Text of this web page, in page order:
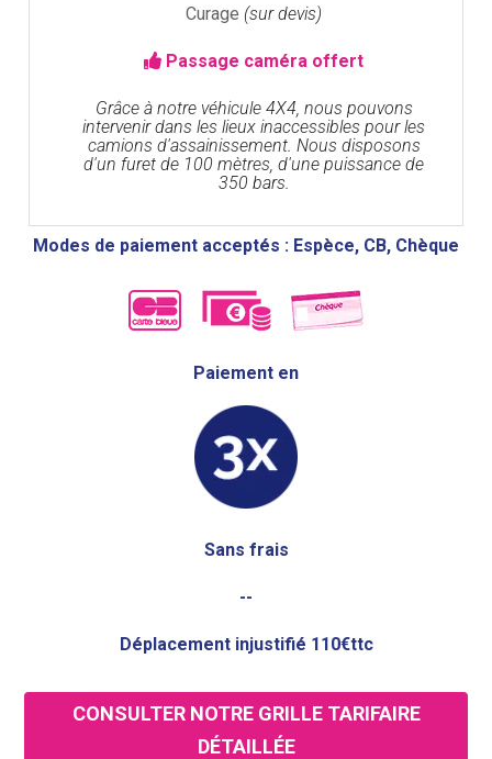
Curage (sur devis)
Passage caméra offert
Grâce à notre véhicule 4X4, nous pouvons
intervenir dans les lieux inaccessibles pour les
camions d'assainissement. Nous disposons
d'un furet de 100 mètres, d'une puissance de
350 bars.
Modes de paiement acceptés : Espèce, CB, Chèque
Paiement en
Sans frais
--
Déplacement injustifié 110€ttc
CONSULTER NOTRE GRILLE TARIFAIRE
DÉTAILLÉE